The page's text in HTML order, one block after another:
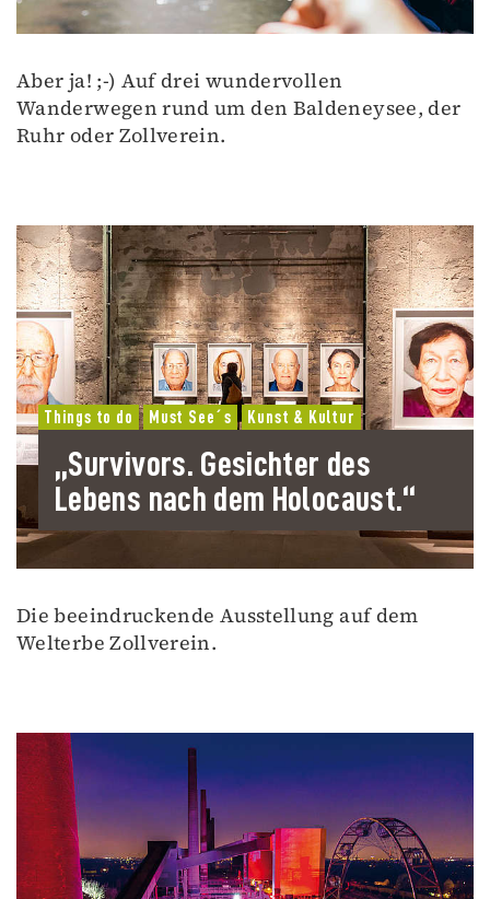
Aber ja! ;-) Auf drei wundervollen
Wanderwegen rund um den Baldeneysee, der
Ruhr oder Zollverein.
Things to do Must See´s Kunst & Kultur
„Survivors. Gesichter des
Lebens nach dem Holocaust.“
Die beeindruckende Ausstellung auf dem
Welterbe Zollverein.